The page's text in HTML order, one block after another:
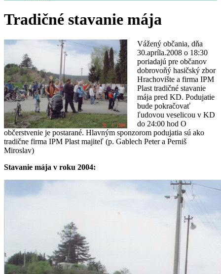
Tradičné stavanie mája
Vážený občania, dňa
30.apríla.2008 o 18:30
poriadajú pre občanov
dobrovoňý hasičský zbor
Hrachovište a firma IPM
Plast tradičné stavanie
mája pred KD. Podujatie
bude pokračovať
ľudovou veselicou v KD
do 24:00 hod O
občerstvenie je postarané. Hlavným sponzorom podujatia sú ako
tradične firma IPM Plast majiteľ (p. Gablech Peter a Perniš
Miroslav)
Stavanie mája v roku 2004: